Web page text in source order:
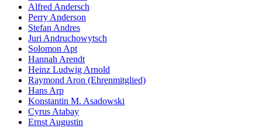
Alfred Andersch
Perry Anderson
Stefan Andres
Juri Andruchowytsch
Solomon Apt
Hannah Arendt
Heinz Ludwig Arnold
Raymond Aron (Ehrenmitglied)
Hans Arp
Konstantin M. Asadowski
Cyrus Atabay
Ernst Augustin